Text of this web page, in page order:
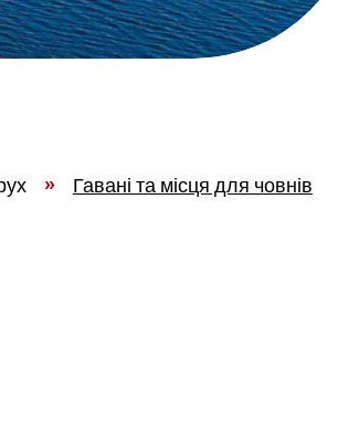
» Гавані та місця для човнів